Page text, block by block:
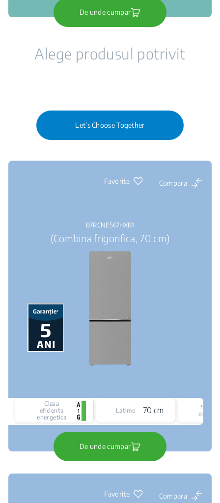
De unde cumpar
Alege produsul potrivit
Let's Choose Together
Favorite Compara
B7RCNE567HXB1
(Combina frigorifica, 70 cm)
Clasa
eficienta
energetica
Latime 70 cm
Sistem
de
De unde cumpar
Favorite Compara